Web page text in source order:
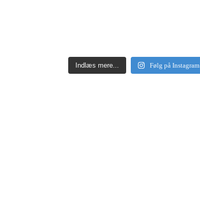
Indlæs mere... Følg på Instagram